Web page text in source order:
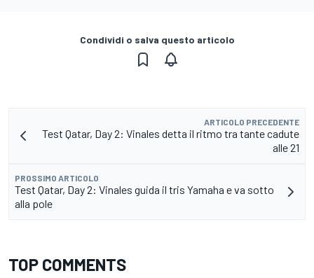
Condividi o salva questo articolo
ARTICOLO PRECEDENTE
Test Qatar, Day 2: Vinales detta il ritmo tra tante cadute
alle 21
PROSSIMO ARTICOLO
Test Qatar, Day 2: Vinales guida il tris Yamaha e va sotto
alla pole
TOP COMMENTS